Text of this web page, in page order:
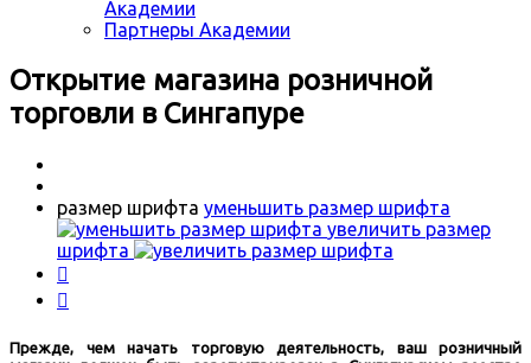
Академии
Партнеры Академии
Открытие магазина розничной
торговли в Сингапуре
размер шрифта уменьшить размер шрифта
увеличить размер
шрифта


Прежде, чем начать торговую деятельность, ваш розничный